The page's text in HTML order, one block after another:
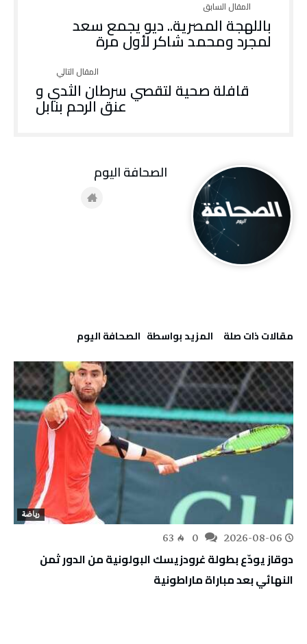
باللهجة المصرية.. ديو يجمع سعد
لمجرد ومحمد شاكر لأول مرة
قافلة صحية لتقصي سرطان الثدي و
عنق الرحم بنابل
‫مقالات ذات صلة‬ ‫‫المزيد بواسطة‬ ‬ ‭ ‬الصحافة‭ ‬اليوم
رياضة
2026-08-06
63
دوقاز يودّع بطولة غرودزيسك البولونية من الدور ثمن
النهائي بعد مباراة ماراطونية